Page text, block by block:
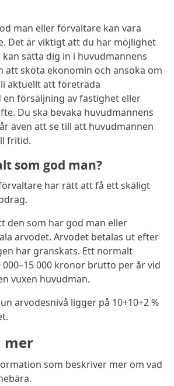
man eller förvaltare kan vara
Det är viktigt att du har möjlighet
sätta dig in i huvudmannens
att sköta ekonomin och ansöka om
aktuellt att företräda
en försäljning av fastighet eller
Du ska bevaka huvudmannens
även att se till att huvudmannen
fritid.
som god man?
har rätt att få ett skäligt
den som har god man eller
arvodet. Arvodet betalas ut efter
har granskats. Ett normalt
000 kronor brutto per år vid
vuxen huvudman.
arvodesnivå ligger på 10+10+2 %
mer
som beskriver mer om vad